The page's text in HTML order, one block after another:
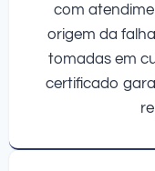
com
origem da
tomadas em
certificado